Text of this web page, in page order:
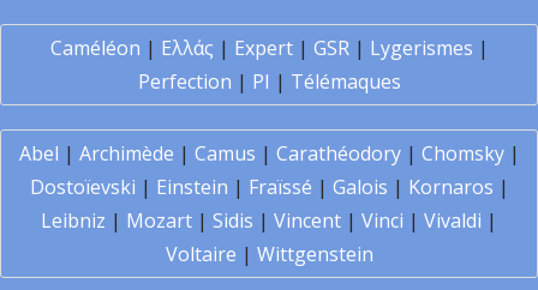
Caméléon | Ελλάς | Expert| GSR| Lygerismes |
Perfection | PI | Télémaques
Abel | Archimède | Camus | Carathéodory| Chomsky|
Dostoïevski | Einstein | Fraïssé | Galois | Kornaros |
Leibniz | Mozart | Sidis | Vincent | Vinci | Vivaldi |
Voltaire | Wittgenstein